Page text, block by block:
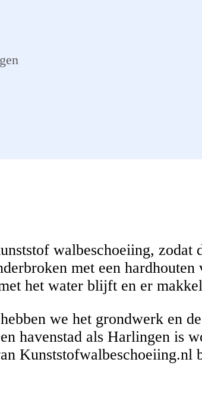
walbeschoeiing, zodat
met een hardhouten
het water blijft en er
we het grondwerk en
havenstad als Harlingen is